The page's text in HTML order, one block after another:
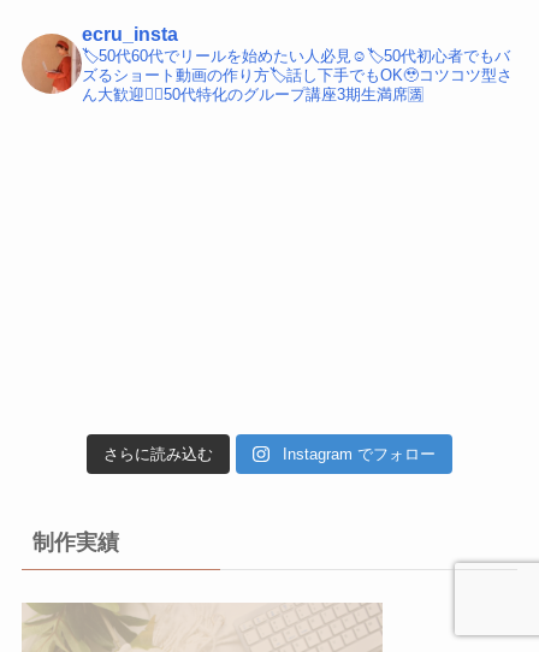
ecru_insta
🏷️50代60代でリールを始めたい人必見☺️ 🏷️50代初心者でもバ
ズるショート動画の作り方🏷️話し下手でもOK🥹コツコツ型さ
ん大歓迎 💁‍♀️50代特化のグループ講座3期生満席🈵
さらに読み込む Instagram でフォロー
制作実績